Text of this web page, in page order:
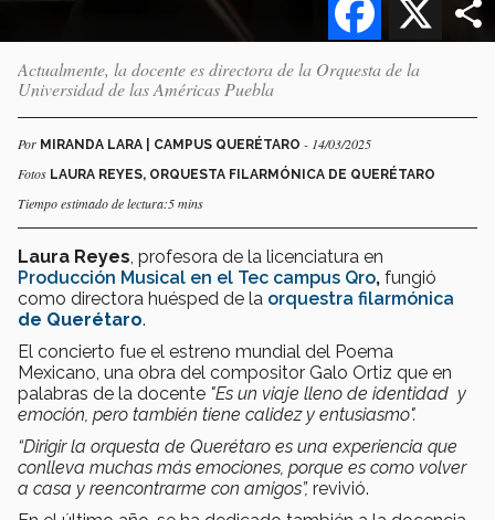
Actualmente, la docente es directora de la Orquesta de la
Universidad de las Américas Puebla
Por MIRANDA LARA | CAMPUS QUERÉTARO - 14/03/2025
Fotos LAURA REYES, ORQUESTA FILARMÓNICA DE QUERÉTARO
Tiempo estimado de lectura:5 mins
Laura Reyes , profesora de la licenciatura en
Producción Musical en el Tec campus Qro, fungió
como directora huésped de la orquestra filarmónica
de Querétaro.
El concierto fue el estreno mundial del Poema
Mexicano, una obra del compositor Galo Ortiz que en
palabras de la docente "Es un viaje lleno de identidad y
emoción, pero también tiene calidez y entusiasmo".
“Dirigir la orquesta de Querétaro es una experiencia que
conlleva muchas más emociones, porque es como volver
a casa y reencontrarme con amigos”, revivió.